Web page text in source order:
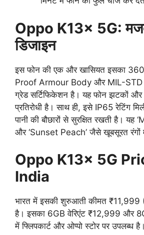
Oppo K13x 5G:
डिजाइन
इस फोन की एक और खासियत इसका
Proof Armour Body और MIL-STD
ग्रेड सर्टिफिकेशन है। यह फोन झटकों और
प्रतिरोधी है। साथ ही, इसे IP65 रेटिंग
पानी की बौछारों से सुरक्षित रखती है।
और ‘Sunset Peach’ जैसे खूबसूरत रंगों
Oppo K13x 5G
India
भारत में इसकी शुरुआती कीमत
है। इसका 6GB वेरिएंट ₹12,999 और
में फ्लिपकार्ट और ओप्पो स्टोर पर उपलब्ध है।